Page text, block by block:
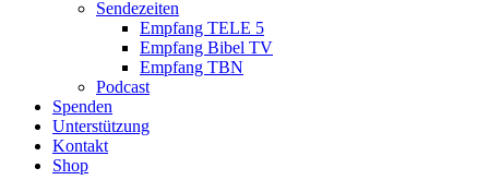
Sendezeiten
Empfang TELE 5
Empfang Bibel TV
Empfang TBN
Podcast
Spenden
Unterstützung
Kontakt
Shop